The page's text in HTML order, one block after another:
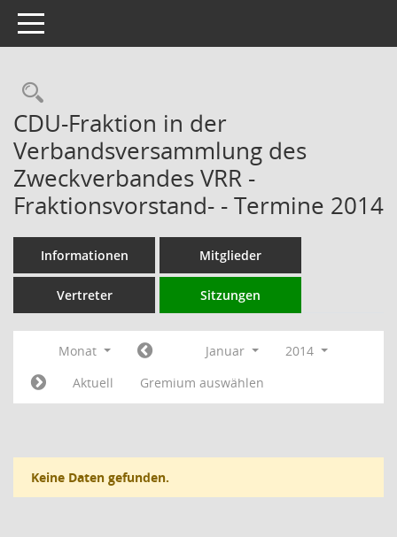
Toggle navigation
Rechercheauswahl
CDU-Fraktion in der
Verbandsversammlung des
Zweckverbandes VRR -
Fraktionsvorstand- - Termine 2014
Informationen Mitglieder
Vertreter Sitzungen
Monat Januar
2014
Aktuell
Gremium auswählen
Keine Daten gefunden.